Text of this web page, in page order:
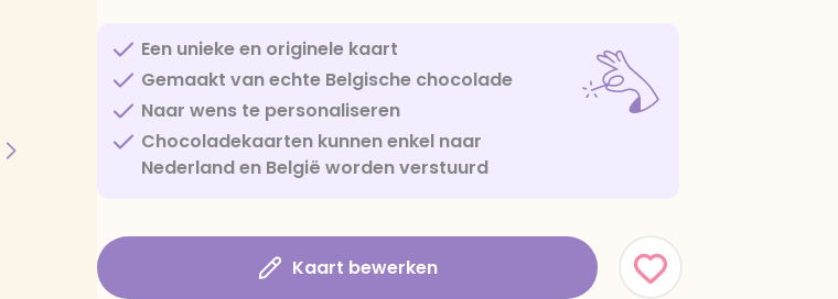
Een unieke en originele kaart
Gemaakt van echte Belgische chocolade
Naar wens te personaliseren
Chocoladekaarten kunnen enkel naar
Nederland en België worden verstuurd
Kaart bewerken